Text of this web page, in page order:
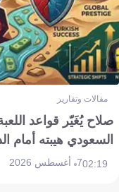
مقالات وتقارير
صلاح يُغَيّر قواعد
السعودي هيبته أمام
02:197 أغسطس 2026